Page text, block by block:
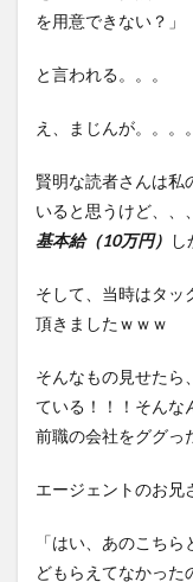
を用意できない？」
と言われる。。。
え、まじんが。。。
賢明な読者さんは
いると思うけど、、
基本給（10万円）
そして、当時はタッ
頂きましたｗｗｗ
そんなもの見せたら
ている！！！そんな
前職の会社をググっ
エージェントのお兄
「はい、あのこち
どもらえてなかった